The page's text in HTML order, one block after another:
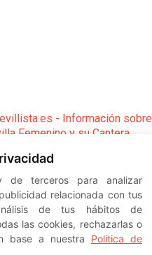
- Información sobre
Femenino y su Cantera
de terceros para analizar
relacionada con tus
de tus hábitos de
las cookies, rechazarlas o
base a nuestra Política de